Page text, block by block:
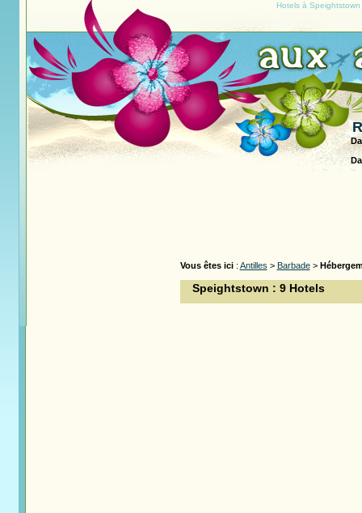
Hotels à
Vous êtes ici: Antilles > Barbade>
Speightstown : 9 Hotels